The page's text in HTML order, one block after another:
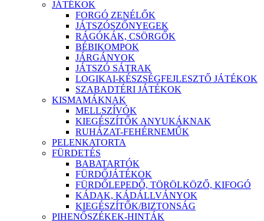
JÁTÉKOK
FORGÓ ZENÉLŐK
JÁTSZÓSZŐNYEGEK
RÁGÓKÁK, CSÖRGŐK
BÉBIKOMPOK
JÁRGÁNYOK
JÁTSZÓ SÁTRAK
LOGIKAI-KÉSZSÉGFEJLESZTŐ JÁTÉKOK
SZABADTÉRI JÁTÉKOK
KISMAMÁKNAK
MELLSZÍVÓK
KIEGÉSZÍTŐK ANYUKÁKNAK
RUHÁZAT-FEHÉRNEMŰK
PELENKATORTA
FÜRDETÉS
BABATARTÓK
FÜRDŐJÁTÉKOK
FÜRDŐLEPEDŐ, TÖRÖLKÖZŐ, KIFOGÓ
KÁDAK, KÁDÁLLVÁNYOK
KIEGÉSZÍTŐK/BIZTONSÁG
PIHENŐSZÉKEK-HINTÁK